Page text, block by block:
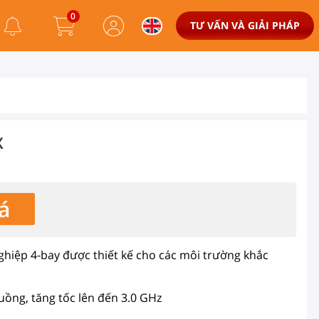
0
TƯ VẤN VÀ GIẢI PHÁP
4-bay được thiết kế cho các môi trường khắc
tăng tốc lên đến 3.0 GHz